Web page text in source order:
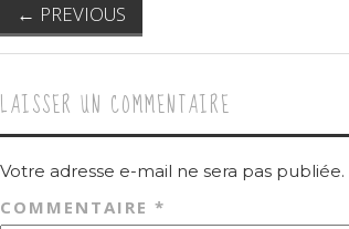
← PREVIOUS
LAISSER UN COMMENTAIRE
Votre adresse e-mail ne sera pas publiée.
COMMENTAIRE *